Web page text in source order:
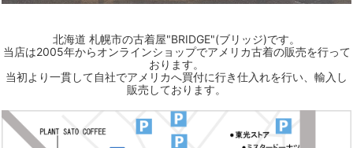
北海道 札幌市の古着屋"BRIDGE"(ブリッジ)です。
当店は2005年からオンラインショップでアメリカ古着の販売を行って
おります。
当初より一貫して自社でアメリカへ買付に行き仕入れを行い、輸入し
販売しております。